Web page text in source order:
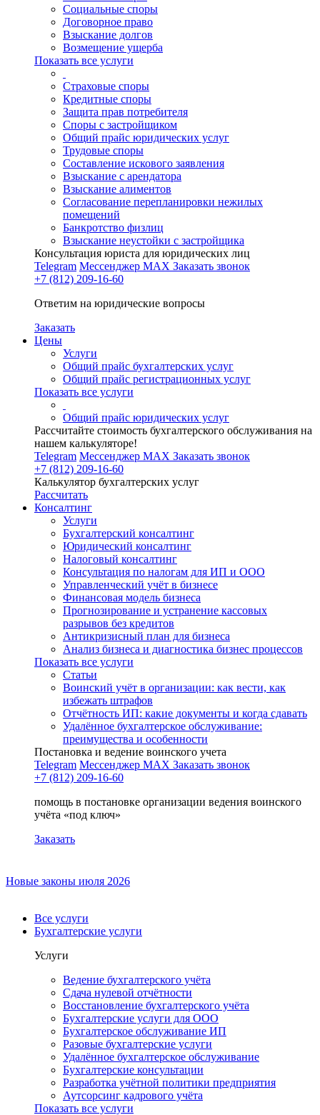
Социальные споры
Договорное право
Взыскание долгов
Возмещение ущерба
Показать все услуги
Страховые споры
Кредитные споры
Защита прав потребителя
Споры с застройщиком
Общий прайс юридических услуг
Трудовые споры
Составление искового заявления
Взыскание с арендатора
Взыскание алиментов
Cогласование перепланировки нежилых
помещений
Банкротство физлиц
Взыскание неустойки с застройщика
Консультация юриста для юридических лиц
Telegram Мессенджер MAX Заказать звонок
+7 (812) 209-16-60
Ответим на юридические вопросы
Заказать
Цены
Услуги
Общий прайс бухгалтерских услуг
Общий прайс регистрационных услуг
Показать все услуги
Общий прайс юридических услуг
Рассчитайте стоимость бухгалтерского обслуживания на
нашем калькуляторе!
Telegram Мессенджер MAX Заказать звонок
+7 (812) 209-16-60
Калькулятор бухгалтерских услуг
Рассчитать
Консалтинг
Услуги
Бухгалтерский консалтинг
Юридический консалтинг
Налоговый консалтинг
Консультация по налогам для ИП и ООО
Управленческий учёт в бизнесе
Финансовая модель бизнеса
Прогнозирование и устранение кассовых
разрывов без кредитов
Антикризисный план для бизнеса
Анализ бизнеса и диагностика бизнес процессов
Показать все услуги
Статьи
Воинский учёт в организации: как вести, как
избежать штрафов
Отчётность ИП: какие документы и когда сдавать
Удалённое бухгалтерское обслуживание:
преимущества и особенности
Постановка и ведение воинского учета
Telegram Мессенджер MAX Заказать звонок
+7 (812) 209-16-60
помощь в постановке организации ведения воинского
учёта «под ключ»
Заказать
Новые законы июля 2026
Все услуги
Бухгалтерские услуги
Услуги
Ведение бухгалтерского учёта
Сдача нулевой отчётности
Восстановление бухгалтерского учёта
Бухгалтерские услуги для ООО
Бухгалтерское обслуживание ИП
Разовые бухгалтерские услуги
Удалённое бухгалтерское обслуживание
Бухгалтерские консультации
Разработка учётной политики предприятия
Аутсорсинг кадрового учёта
Показать все услуги